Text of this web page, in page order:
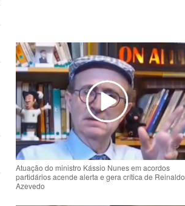
Atuação do ministro Kássio Nunes em acordos
partidários acende alerta e gera crítica de Reinaldo
Azevedo